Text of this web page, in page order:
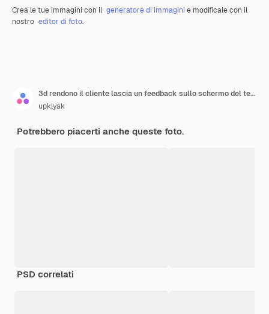
Crea le tue immagini con il generatore di immagini e modificale con il
nostro editor di foto.
3d rendono il cliente lascia un feedback sullo schermo del telefono
upklyak
Potrebbero piacerti anche queste foto.
PSD correlati